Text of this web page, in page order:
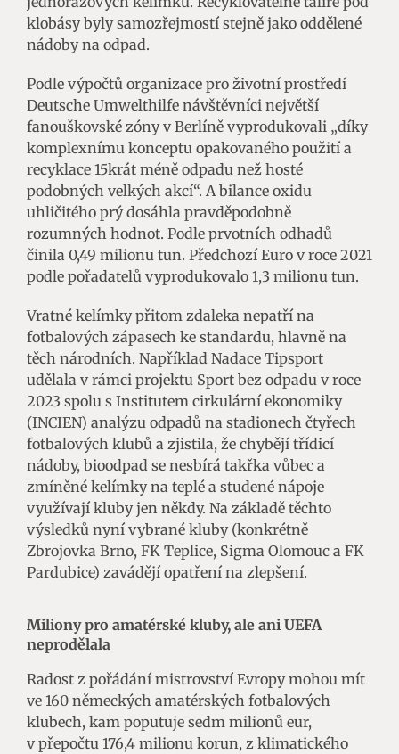
klobásy byly samozřejmostí stejně jako oddělené
nádoby na odpad.
Podle výpočtů organizace pro životní prostředí
Deutsche Umwelthilfe návštěvníci největší
fanouškovské zóny v Berlíně vyprodukovali „díky
komplexnímu konceptu opakovaného použití a
recyklace 15krát méně odpadu než hosté
podobných velkých akcí“. A bilance oxidu
uhličitého prý dosáhla pravděpodobně
rozumných hodnot. Podle prvotních odhadů
činila 0,49 milionu tun. Předchozí Euro v roce 2021
podle pořadatelů vyprodukovalo 1,3 milionu tun.
Vratné kelímky přitom zdaleka nepatří na
fotbalových zápasech ke standardu, hlavně na
těch národních. Například Nadace Tipsport
udělala v rámci projektu Sport bez odpadu v roce
2023 spolu s Institutem cirkulární ekonomiky
(INCIEN) analýzu odpadů na stadionech čtyřech
fotbalových klubů a zjistila, že chybějí třídicí
nádoby, bioodpad se nesbírá takřka vůbec a
zmíněné kelímky na teplé a studené nápoje
využívají kluby jen někdy. Na základě těchto
výsledků nyní vybrané kluby (konkrétně
Zbrojovka Brno, FK Teplice, Sigma Olomouc a FK
Pardubice) zavádějí opatření na zlepšení.
Miliony pro amatérské kluby, ale ani UEFA
neprodělala
Radost z pořádání mistrovství Evropy mohou mít
ve 160 německých amatérských fotbalových
klubech, kam poputuje sedm milionů eur,
v přepočtu 176,4 milionu korun, z klimatického